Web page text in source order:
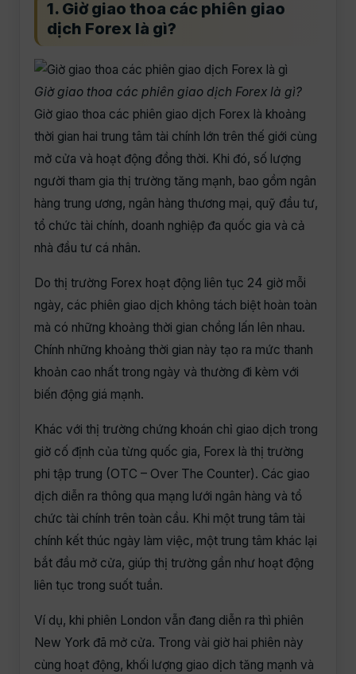
1. Giờ giao thoa các phiên giao
dịch Forex là gì?
Giờ giao thoa các phiên giao dịch Forex là gì?
Giờ giao thoa các phiên giao dịch Forex là khoảng
thời gian hai trung tâm tài chính lớn trên thế giới cùng
mở cửa và hoạt động đồng thời. Khi đó, số lượng
người tham gia thị trường tăng mạnh, bao gồm ngân
hàng trung ương, ngân hàng thương mại, quỹ đầu tư,
tổ chức tài chính, doanh nghiệp đa quốc gia và cả
nhà đầu tư cá nhân.
Do thị trường Forex hoạt động liên tục 24 giờ mỗi
ngày, các phiên giao dịch không tách biệt hoàn toàn
mà có những khoảng thời gian chồng lấn lên nhau.
Chính những khoảng thời gian này tạo ra mức thanh
khoản cao nhất trong ngày và thường đi kèm với
biến động giá mạnh.
Khác với thị trường chứng khoán chỉ giao dịch trong
giờ cố định của từng quốc gia, Forex là thị trường
phi tập trung (OTC – Over The Counter). Các giao
dịch diễn ra thông qua mạng lưới ngân hàng và tổ
chức tài chính trên toàn cầu. Khi một trung tâm tài
chính kết thúc ngày làm việc, một trung tâm khác lại
bắt đầu mở cửa, giúp thị trường gần như hoạt động
liên tục trong suốt tuần.
Ví dụ, khi phiên London vẫn đang diễn ra thì phiên
New York đã mở cửa. Trong vài giờ hai phiên này
cùng hoạt động, khối lượng giao dịch tăng mạnh và